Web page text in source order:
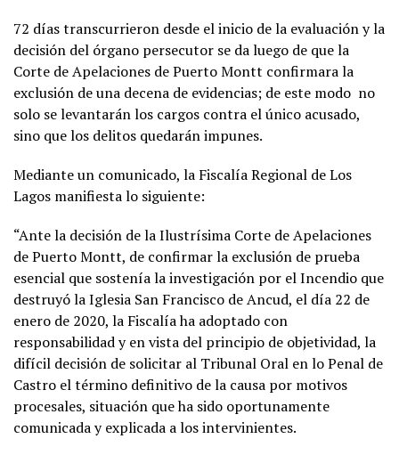
72 días transcurrieron desde el inicio de la evaluación y la
decisión del órgano persecutor se da luego de que la
Corte de Apelaciones de Puerto Montt confirmara la
exclusión de una decena de evidencias; de este modo no
solo se levantarán los cargos contra el único acusado,
sino que los delitos quedarán impunes.
Mediante un comunicado, la Fiscalía Regional de Los
Lagos manifiesta lo siguiente:
“Ante la decisión de la Ilustrísima Corte de Apelaciones
de Puerto Montt, de confirmar la exclusión de prueba
esencial que sostenía la investigación por el Incendio que
destruyó la Iglesia San Francisco de Ancud, el día 22 de
enero de 2020, la Fiscalía ha adoptado con
responsabilidad y en vista del principio de objetividad, la
difícil decisión de solicitar al Tribunal Oral en lo Penal de
Castro el término definitivo de la causa por motivos
procesales, situación que ha sido oportunamente
comunicada y explicada a los intervinientes.